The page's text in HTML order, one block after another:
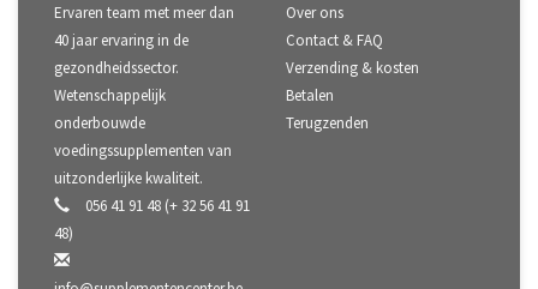
Ervaren team met meer dan
40 jaar ervaring in de
gezondheidssector.
Wetenschappelijk
onderbouwde
voedingssupplementen van
uitzonderlijke kwaliteit.
056 41 91 48 (+ 32 56 41 91
48)
Over ons
Contact & FAQ
Verzending & kosten
Betalen
Terugzenden